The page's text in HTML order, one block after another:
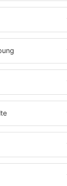
Brown, HI-LO,
KYANU, Lee
Nicolas Julian,
FUMI,
b2b Vertile,
Bass Shaker,
Fan, D-Sturb, Da
Harris & Ford,
Elstak,
Rush b2b